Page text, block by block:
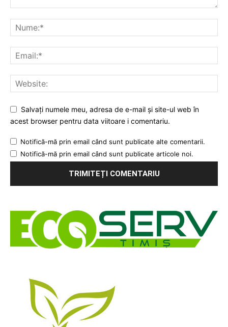
Salvați numele meu, adresa de e-mail și site-ul web în
acest browser pentru data viitoare i comentariu.
Notifică-mă prin email când sunt publicate alte comentarii.
Notifică-mă prin email când sunt publicate articole noi.